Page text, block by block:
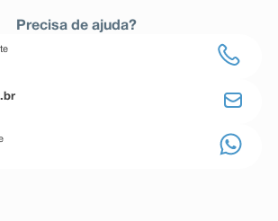
Precisa de ajuda?